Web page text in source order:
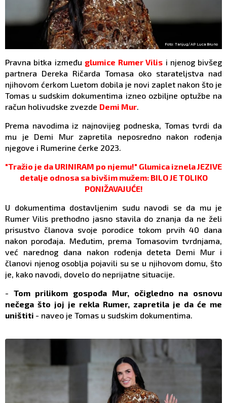
Foto: Tanjug/ AP Luca Bruno
Pravna bitka između glumice Rumer Vilis i njenog bivšeg
partnera Dereka Ričarda Tomasa oko starateljstva nad
njihovom ćerkom Luetom dobila je novi zaplet nakon što je
Tomas u sudskim dokumentima izneo ozbiljne optužbe na
račun holivudske zvezde Demi Mur.
Prema navodima iz najnovijeg podneska, Tomas tvrdi da
mu je Demi Mur zapretila neposredno nakon rođenja
njegove i Rumerine ćerke 2023.
"Tražio je da URINIRAM po njemu!" Glumica iznela JEZIVE
detalje odnosa sa bivšim mužem: BILO JE TOLIKO
PONIŽAVAJUĆE!
U dokumentima dostavljenim sudu navodi se da mu je
Rumer Vilis prethodno jasno stavila do znanja da ne želi
prisustvo članova svoje porodice tokom prvih 40 dana
nakon porođaja. Međutim, prema Tomasovim tvrdnjama,
već narednog dana nakon rođenja deteta Demi Mur i
članovi njenog osoblja pojavili su se u njihovom domu, što
je, kako navodi, dovelo do neprijatne situacije.
- Tom prilikom gospođa Mur, očigledno na osnovu
nečega što joj je rekla Rumer, zapretila je da će me
uništiti - naveo je Tomas u sudskim dokumentima.